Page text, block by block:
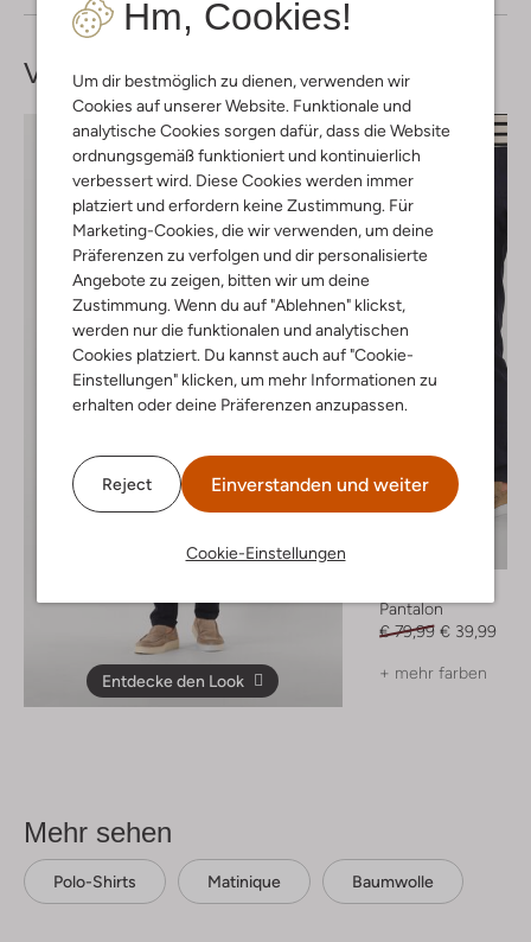
Hm, Cookies!
Um dir bestmöglich zu dienen, verwenden wir
Cookies auf unserer Website. Funktionale und
analytische Cookies sorgen dafür, dass die Website
ordnungsgemäß funktioniert und kontinuierlich
verbessert wird. Diese Cookies werden immer
platziert und erfordern keine Zustimmung. Für
Marketing-Cookies, die wir verwenden, um deine
Präferenzen zu verfolgen und dir personalisierte
Angebote zu zeigen, bitten wir um deine
Zustimmung. Wenn du auf "Ablehnen" klickst,
werden nur die funktionalen und analytischen
Cookies platziert. Du kannst auch auf "Cookie-
Einstellungen" klicken, um mehr Informationen zu
erhalten oder deine Präferenzen anzupassen.
Reject Einverstanden und weiter
Cookie-Einstellungen
Vervollständige deinenLook
Entdecke den Look
Pantalon
€ 79,99 € 39,99
+ mehr farben
Mehr sehen
Polo-Shirts Matinique Baumwolle